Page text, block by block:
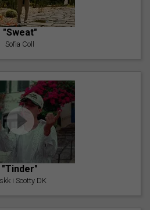
"Sweat"
Sofia Coll
"Tinder"
i Scotty DK